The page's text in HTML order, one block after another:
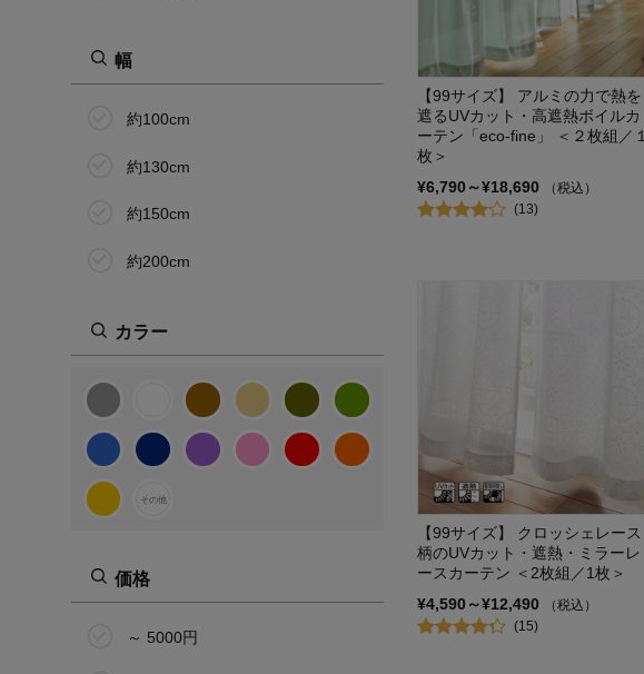
幅
約100cm
約130cm
約150cm
約200cm
カラー
その他
価格
～ 5000円
【99サイズ】 アルミの力で熱を
遮るUVカット・高遮熱ボイルカ
ーテン「eco-fine」 ＜２枚組／１
枚＞
¥6,790～¥18,690
（税込）
(13)
【99サイズ】 クロッシェレース
柄のUVカット・遮熱・ミラーレ
ースカーテン ＜2枚組／1枚＞
¥4,590～¥12,490
（税込）
(15)